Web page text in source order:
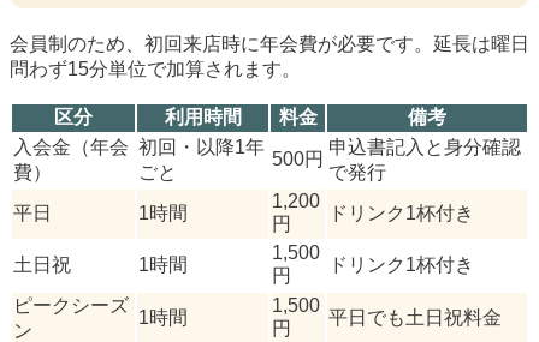
会員制のため、初回来店時に年会費が必要です。延長は曜日
問わず15分単位で加算されます。
区分 利用時間 料金
備考
入会金（年会
費）
初回・以降1年
ごと
500円
申込書記入と身分確認
で発行
平日
1時間
1,200
円
ドリンク1杯付き
土日祝 1時間
1,500
円
ドリンク1杯付き
ピークシーズ
ン
1時間
1,500
円
平日でも土日祝料金